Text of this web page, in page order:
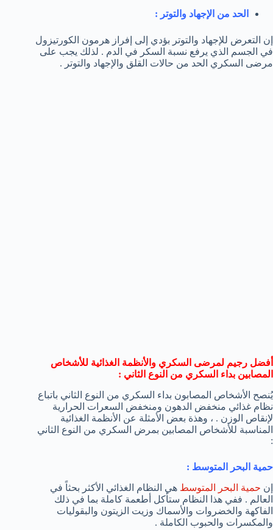
الحد من الإجهاد والتوتر :
إن التعرض للإجهاد والتوتر بؤدي إلى إفراز هرمون الكورتيزول
في الجسم الذي يرفع نسبة السكر في الدم . لذلك يجب على
مرضى السكري الحد من حالات القلق والإجهاد والتوتر .
أفضل رجيم لمرضى السكري والأنظمة الغذائية للأشخاص
المصابين بداء السكري من النوع الثاني :
يُنصح الأشخاص المصابون بداء السكري من النوع الثاني باتباع
نظام غذائي منخفض الدهون ومنخفض السعرات الحرارية
لإنقاص الوزن . ، وهذة بعض الأمثلة عن الأنظمة الغذائية
المناسبة للأشخاص المصابين بمرض السكري من النوع الثاني
:
حمية البحر المتوسط :
إن حمية البحر المتوسط هي النظام الغذائي الأكثر بحثاً في
العالم . ففي هذا النظام ستأكل أطعمة كاملة بما في ذلك
الفاكهة والخضروات والأسماك وزيت الزيتون والبقوليات
والمكسرات والحبوب الكاملة .